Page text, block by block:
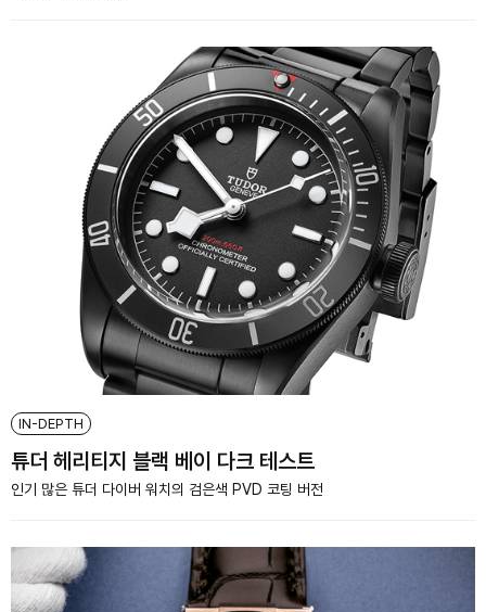
IN-DEPTH
튜더 헤리티지 블랙 베이 다크 테스트
인기 많은 튜더 다이버 워치의 검은색 PVD 코팅 버전